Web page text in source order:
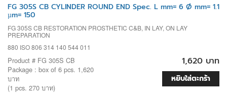
FG 305S CB CYLINDER ROUND END Spec. L mm= 6 Ø mm= 1.1
µm= 150
FG 305S CB RESTORATION PROSTHETIC C&B, IN LAY, ON LAY
PREPARATION
880 ISO 806 314 140 544 011
Product # FG 305S CB
Package : box of 6 pcs. 1,620
บาท
(1 pcs. 270 บาท)
1,620 บาท
หยิบใส่ตะกร้า